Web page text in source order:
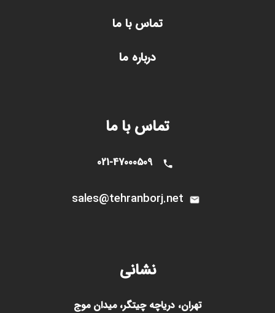
تماس با ما
درباره ما
تماس با ما
021-47000509
sales@tehranborj.net
نشانی
تهران، دریاچه چیتگر، میدان موج